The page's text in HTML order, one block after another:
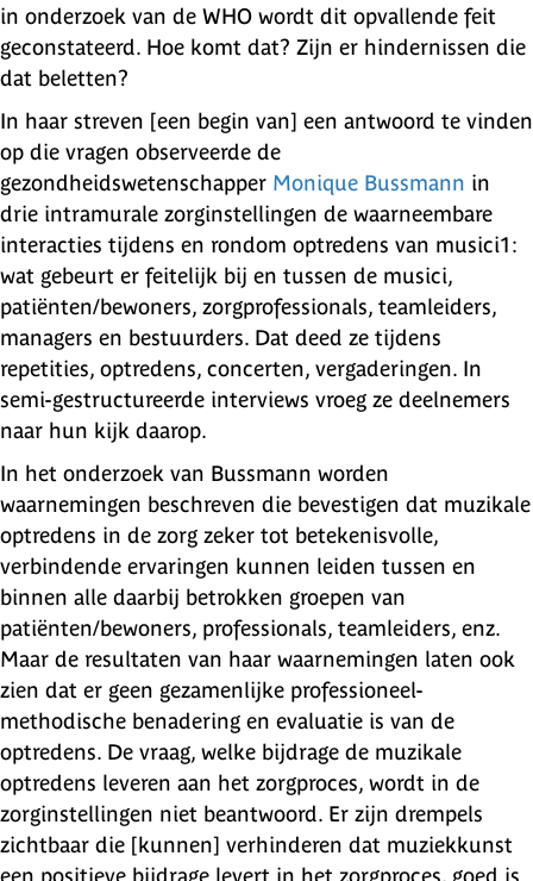
in onderzoek van de WHO wordt dit opvallende feit
geconstateerd. Hoe komt dat? Zijn er hindernissen die
dat beletten?
In haar streven [een begin van] een antwoord te vinden
op die vragen observeerde de
gezondheidswetenschapper Monique Bussmann in
drie intramurale zorginstellingen de waarneembare
interacties tijdens en rondom optredens van musici1:
wat gebeurt er feitelijk bij en tussen de musici,
patiënten/bewoners, zorgprofessionals, teamleiders,
managers en bestuurders. Dat deed ze tijdens
repetities, optredens, concerten, vergaderingen. In
semi-gestructureerde interviews vroeg ze deelnemers
naar hun kijk daarop.
In het onderzoek van Bussmann worden
waarnemingen beschreven die bevestigen dat muzikale
optredens in de zorg zeker tot betekenisvolle,
verbindende ervaringen kunnen leiden tussen en
binnen alle daarbij betrokken groepen van
patiënten/bewoners, professionals, teamleiders, enz.
Maar de resultaten van haar waarnemingen laten ook
zien dat er geen gezamenlijke professioneel-
methodische benadering en evaluatie is van de
optredens. De vraag, welke bijdrage de muzikale
optredens leveren aan het zorgproces, wordt in de
zorginstellingen niet beantwoord. Er zijn drempels
zichtbaar die [kunnen] verhinderen dat muziekkunst
een positieve bijdrage levert in het zorgproces, goed is